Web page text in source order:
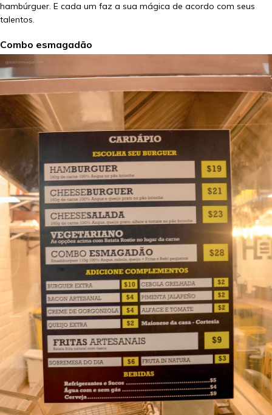
hambúrguer. E cada um faz a sua mágica de acordo com seus
talentos.
Combo esmagadão